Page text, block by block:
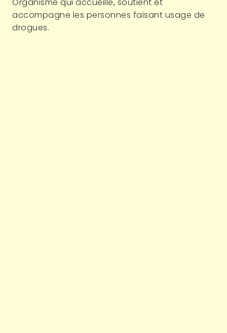
Organisme qui accueille, soutient et
accompagne les personnes faisant usage de
drogues.